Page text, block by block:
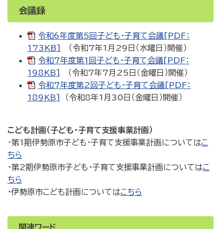
会議録
令和6年度第5回子ども・子育て会議[PDF：
173KB]
（令和7年1月29日（水曜日）開催）
令和7年度第1回子ども・子育て会議[PDF：
198KB]
（令和7年7月25日（金曜日）開催）
令和7年度第2回子ども・子育て会議[PDF：
189KB]
（令和8年1月30日（金曜日）開催）
こども計画（子ども・子育て支援事業計画）
・第1期伊勢原市子ども・子育て支援事業計画についてはこ
ちら
・第2期伊勢原市子ども・子育て支援事業計画についてはこ
ちら
・伊勢原市こども計画についてはこちら
関連ワード